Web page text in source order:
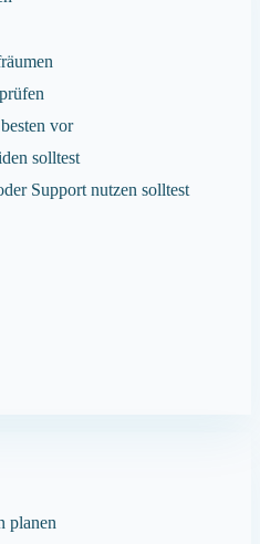
vor
solltest
Support nutzen solltest
planen